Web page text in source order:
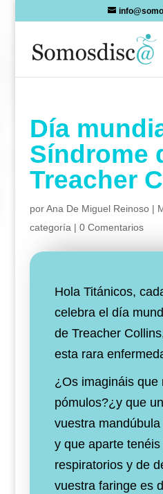
Día
Síndrome
Treacher
porAna De Miguel Reinoso|
categoría | 0 Comentarios
Hola Titánicos,
celebra el día
de Treacher
esta rara
¿Os imagináis que
pómulos?¿y que
vuestra
y que aparte
respiratorios y de
vuestra faringe es